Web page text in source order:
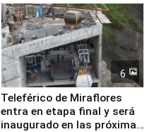
6
Teleférico de Miraflores
entra en etapa final y será
inaugurado en las próximas